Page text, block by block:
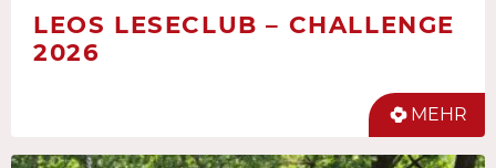
LEOS LESECLUB – CHALLENGE
2026
MEHR